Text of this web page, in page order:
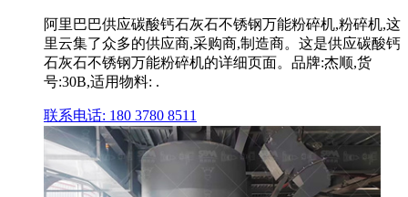
阿里巴巴供应碳酸钙石灰石不锈钢万能粉碎机,粉碎机,这
里云集了众多的供应商,采购商,制造商。这是供应碳酸钙
石灰石不锈钢万能粉碎机的详细页面。品牌:杰顺,货
号:30B,适用物料: .
联系电话: 180 3780 8511